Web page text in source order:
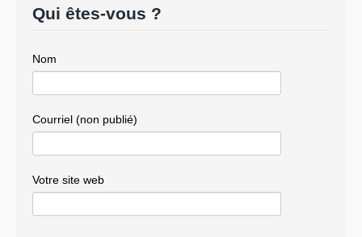
Qui êtes-vous ?
Nom
Courriel (non publié)
Votre site web